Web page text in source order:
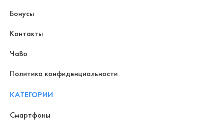
Бонусы
Контакты
ЧаВо
Политика конфиденциальности
КАТЕГОРИИ
Смартфоны